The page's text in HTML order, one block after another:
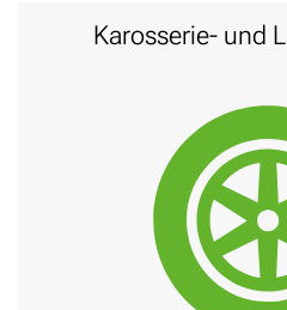
Karosserie- und